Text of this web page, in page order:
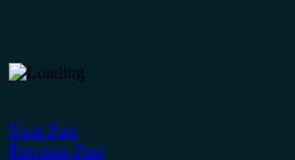
Next Post
Previous Post